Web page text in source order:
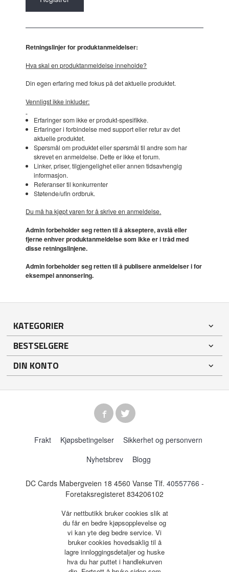
Retningslinjer for produktanmeldelser:
Hva skal en produktanmeldelse inneholde?
Din egen erfaring med fokus på det aktuelle produktet.
Vennligst ikke inkluder:
Erfaringer som ikke er produkt-spesifikke.
Erfaringer i forbindelse med support eller retur av det
aktuelle produktet.
Spørsmål om produktet eller spørsmål til andre som har
skrevet en anmeldelse. Dette er ikke et forum.
Linker, priser, tilgjengelighet eller annen tidsavhengig
informasjon.
Referanser til konkurrenter
Støtende/ufin ordbruk.
Du må ha kjøpt varen for å skrive en anmeldelse.
Admin forbeholder seg retten til å akseptere, avslå eller
fjerne enhver produktanmeldelse som ikke er i tråd med
disse retningslinjene.
Admin forbeholder seg retten til å publisere anmeldelser i for
eksempel annonsering.
KATEGORIER
BESTSELGERE
DIN KONTO
Frakt Kjøpsbetingelser
Sikkerhet og personvern
Nyhetsbrev
Blogg
DC Cards Mabergveien 18 4560 Vanse Tlf. 40557766 -
Foretaksregisteret 834206102
Vår nettbutikk bruker cookies slik at
du får en bedre kjøpsopplevelse og
vi kan yte deg bedre service. Vi
bruker cookies hovedsaklig til å
lagre innloggingsdetaljer og huske
hva du har puttet i handlekurven